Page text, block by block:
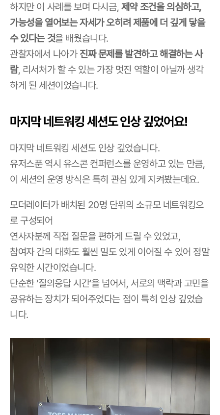
하지만 이 사례를 보며 다시금, 제약 조건을 의심하고,
가능성을 열어보는 자세가 오히려 제품에 더 깊게 닿을
수 있다는 것을 배웠습니다.
관찰자에서 나아가 진짜 문제를 발견하고 해결하는 사
람, 리서처가 할 수 있는 가장 멋진 역할이 아닐까 생각
하게 된 세션이었습니다.
마지막 네트워킹 세션도 인상 깊었어요!
마지막 네트워킹 세션도 인상 깊었습니다.
유저스푼 역시 유스콘 컨퍼런스를 운영하고 있는 만큼,
이 세션의 운영 방식은 특히 관심 있게 지켜봤는데요.
모더레이터가 배치된 20명 단위의 소규모 네트워킹으
로 구성되어
연사자분께 직접 질문을 편하게 드릴 수 있었고,
참여자 간의 대화도 훨씬 밀도 있게 이어질 수 있어 정말
유익한 시간이었습니다.
단순한 ‘질의응답 시간’을 넘어서, 서로의 맥락과 고민을
공유하는 장치가 되어주었다는 점이 특히 인상 깊었습
니다.